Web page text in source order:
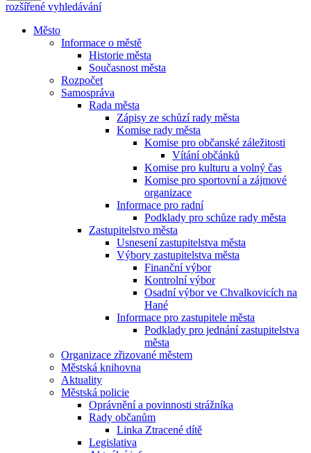
rozšířené vyhledávání
Město
Informace o městě
Historie města
Současnost města
Rozpočet
Samospráva
Rada města
Zápisy ze schůzí rady města
Komise rady města
Komise pro občanské záležitosti
Vítání občánků
Komise pro kulturu a volný čas
Komise pro sportovní a zájmové
organizace
Informace pro radní
Podklady pro schůze rady města
Zastupitelstvo města
Usnesení zastupitelstva města
Výbory zastupitelstva města
Finanční výbor
Kontrolní výbor
Osadní výbor ve Chvalkovicích na
Hané
Informace pro zastupitele města
Podklady pro jednání zastupitelstva
města
Organizace zřizované městem
Městská knihovna
Aktuality
Městská policie
Oprávnění a povinnosti strážníka
Rady občanům
Linka Ztracené dítě
Legislativa